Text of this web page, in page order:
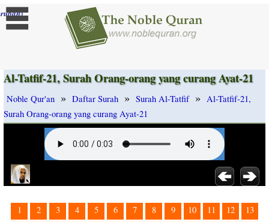
]
Al-Tatfif-21, Surah Orang-orang yang curang Ayat-21
Noble Qur'an » Daftar Surah » Surah Al-Tatfif » Al-Tatfif-21,
Surah Orang-orang yang curang Ayat-21
1 2 3 4 5 6 7 8 9 10 11 12
13